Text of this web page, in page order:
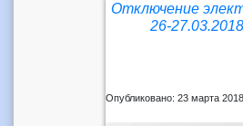
Отключение
26-
Опубликовано: 23 марта 2018